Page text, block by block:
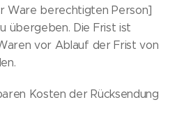
Ware berechtigten Person]
übergeben. Die Frist ist
vor Ablauf der Frist von
Kosten der Rücksendung